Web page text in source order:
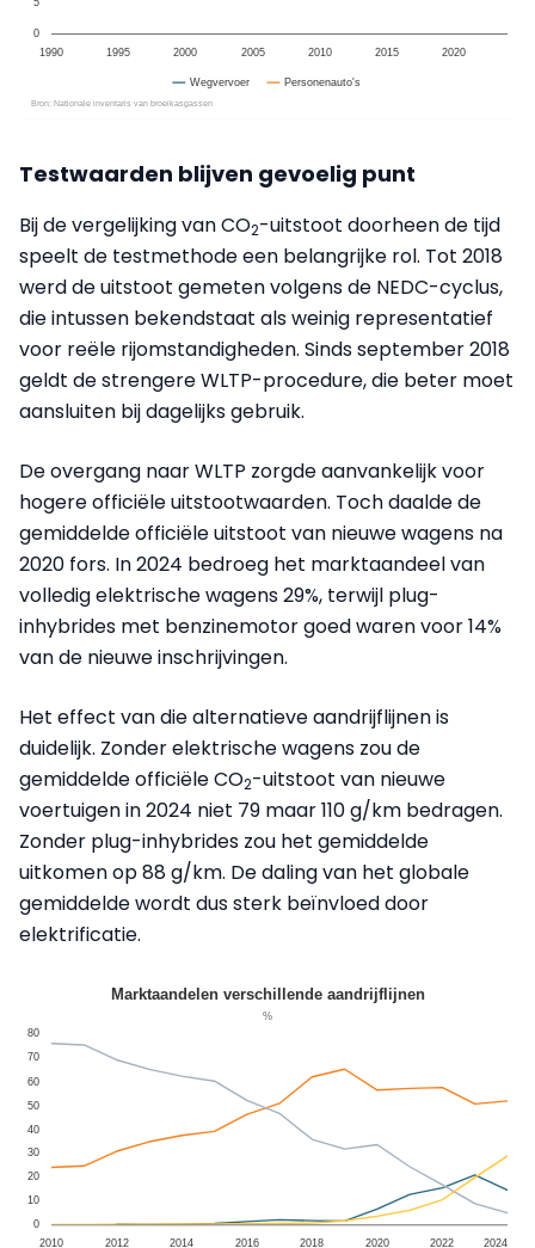
Testwaarden blijven gevoelig punt
Bij de vergelijking van CO2-uitstoot doorheen de tijd
speelt de testmethode een belangrijke rol. Tot 2018
werd de uitstoot gemeten volgens de NEDC-cyclus,
die intussen bekendstaat als weinig representatief
voor reële rijomstandigheden. Sinds september 2018
geldt de strengere WLTP-procedure, die beter moet
aansluiten bij dagelijks gebruik.
De overgang naar WLTP zorgde aanvankelijk voor
hogere officiële uitstootwaarden. Toch daalde de
gemiddelde officiële uitstoot van nieuwe wagens na
2020 fors. In 2024 bedroeg het marktaandeel van
volledig elektrische wagens 29%, terwijl plug-
inhybrides met benzinemotor goed waren voor 14%
van de nieuwe inschrijvingen.
Het effect van die alternatieve aandrijflijnen is
duidelijk. Zonder elektrische wagens zou de
gemiddelde officiële CO2-uitstoot van nieuwe
voertuigen in 2024 niet 79 maar 110 g/km bedragen.
Zonder plug-inhybrides zou het gemiddelde
uitkomen op 88 g/km. De daling van het globale
gemiddelde wordt dus sterk beïnvloed door
elektrificatie.